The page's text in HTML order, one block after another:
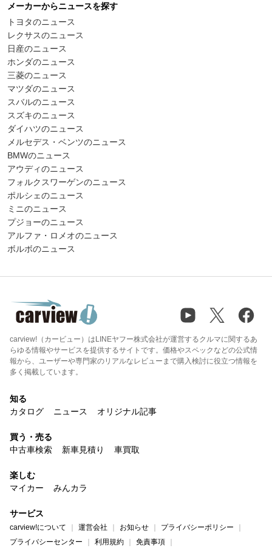
メーカーからニュースを探す
トヨタのニュース
レクサスのニュース
日産のニュース
ホンダのニュース
三菱のニュース
マツダのニュース
スバルのニュース
スズキのニュース
ダイハツのニュース
メルセデス・ベンツのニュース
BMWのニュース
アウディのニュース
フォルクスワーゲンのニュース
ポルシェのニュース
ミニのニュース
プジョーのニュース
アルファ・ロメオのニュース
ボルボのニュース
carview!（カービュー）はLINEヤフー株式会社が運営するクルマに関するあ
らゆる情報やサービスを提供するサイトです。価格やスペックなどの公式情
報から、ユーザーや専門家のリアルなレビューまで購入検討に役立つ情報を
多く掲載しています。
知る
カタログ
ニュース オリジナル記事
買う・売る
中古車検索
新車見積り 車買取
楽しむ
マイカー
みんカラ
サービス
carview!について 運営会社 お知らせ
プライバシーポリシー
プライバシーセンター
利用規約 免責事項